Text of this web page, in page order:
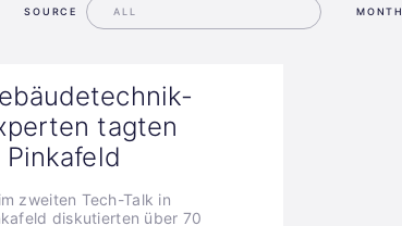
SOURCE MONTH
tagten
Pinkafeld
zweiten Tech-Talk in
diskutierten über 70